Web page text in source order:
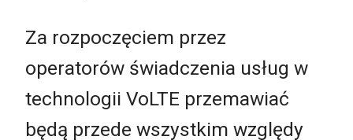
Za rozpoczęciem przez
operatorów świadczenia usług w
technologii VoLTE przemawiać
będą przede wszystkim względy